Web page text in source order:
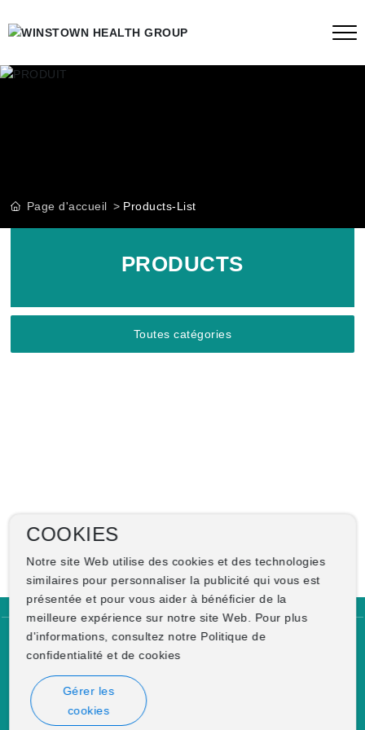
Page d'accueil Products-List
PRODUCTS
Toutes catégories
COOKIES
Notre site Web utilise des cookies et des technologies
similaires pour personnaliser la publicité qui vous est
présentée et pour vous aider à bénéficier de la
meilleure expérience sur notre site Web. Pour plus
d'informations, consultez notre Politique de
confidentialité et de cookies
Gérer les
cookies
Copyright © WINSTOWN HEALTH GROUP
· Business license ·
This website already supports IPV6
Power by：300.cn